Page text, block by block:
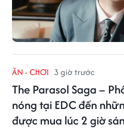
ĂN - CHƠI 3 giờ trước
The Parasol Saga –
nóng tại EDC đến
được mua lúc 2 giờ